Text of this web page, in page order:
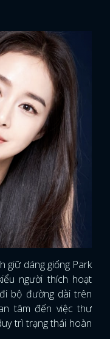
x
giữ dáng giống Park
người thích hoạt
bộ đường dài trên
tâm đến việc thư
trì trạng thái hoàn